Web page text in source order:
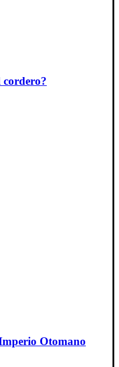
cordero?
Otomano